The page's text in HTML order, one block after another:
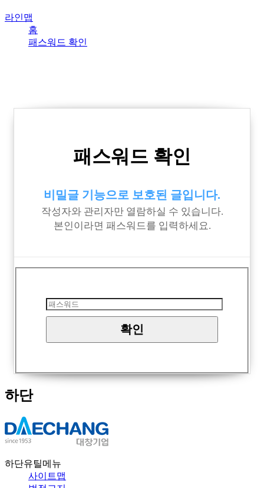
라인맵
홈
패스워드 확인
패스워드 확인
비밀글 기능으로 보호된 글입니다.
작성자와 관리자만 열람하실 수 있습니다.
본인이라면 패스워드를 입력하세요.
하단
하단유틸메뉴
사이트맵